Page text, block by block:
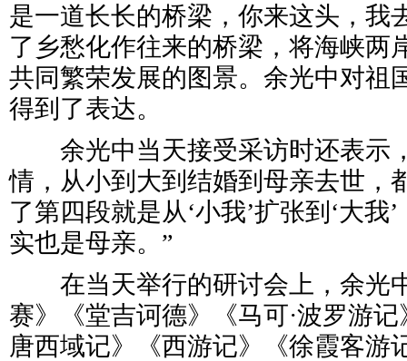
是一道长长的桥梁，你来这头，我
了乡愁化作往来的桥梁，将海峡两
共同繁荣发展的图景。余光中对祖
得到了表达。
余光中当天接受采访时还表示
情，从小到大到结婚到母亲去世，
了第四段就是从‘小我’扩张到‘大我
实也是母亲。”
在当天举行的研讨会上，余光
赛》《堂吉诃德》《马可·波罗游
唐西域记》《西游记》《徐霞客游